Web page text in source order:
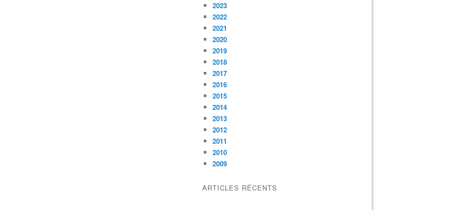
2023
2022
2021
2020
2019
2018
2017
2016
2015
2014
2013
2012
2011
2010
2009
ARTICLES RÉCENTS